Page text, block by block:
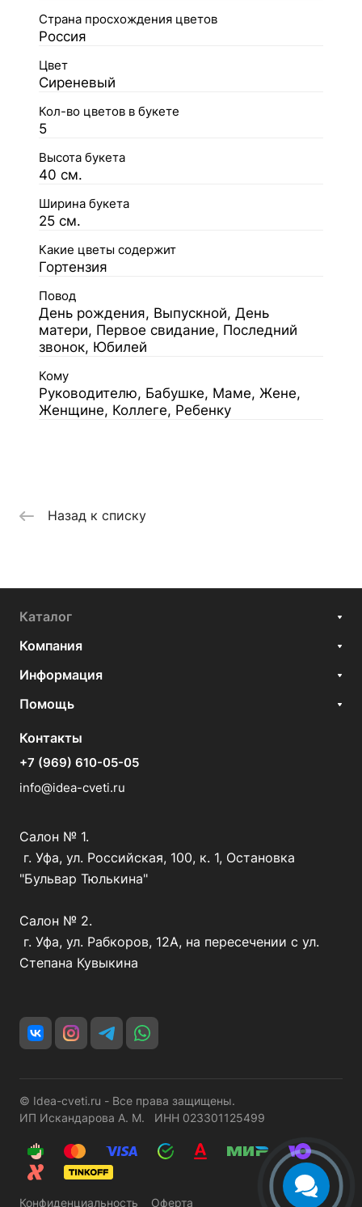
Страна просхождения цветов
Россия
Цвет
Сиреневый
Кол-во цветов в букете
5
Высота букета
40 см.
Ширина букета
25 см.
Какие цветы содержит
Гортензия
Повод
День рождения, Выпускной, День
матери, Первое свидание, Последний
звонок, Юбилей
Кому
Руководителю, Бабушке, Маме, Жене,
Женщине, Коллеге, Ребенку
Назад к списку
Каталог
Компания
Информация
Помощь
Контакты
+7 (969) 610-05-05
info@idea-cveti.ru
Салон № 1.
г. Уфа, ул. Российская, 100, к. 1, Остановка
"Бульвар Тюлькина"
Салон № 2.
г. Уфа, ул. Рабкоров, 12А, на пересечении с ул.
Степана Кувыкина
© Idea-cveti.ru - Все права защищены.
ИП Искандарова А. М. ИНН 023301125499
Конфиденциальность Оферта